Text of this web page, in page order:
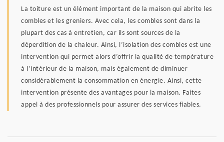
La toiture est un élément important de la maison qui abrite les
combles et les greniers. Avec cela, les combles sont dans la
plupart des cas à entretien, car ils sont sources de la
déperdition de la chaleur. Ainsi, l’isolation des combles est une
intervention qui permet alors d’offrir la qualité de température
à l’intérieur de la maison, mais également de diminuer
considérablement la consommation en énergie. Ainsi, cette
intervention présente des avantages pour la maison. Faites
appel à des professionnels pour assurer des services fiables.